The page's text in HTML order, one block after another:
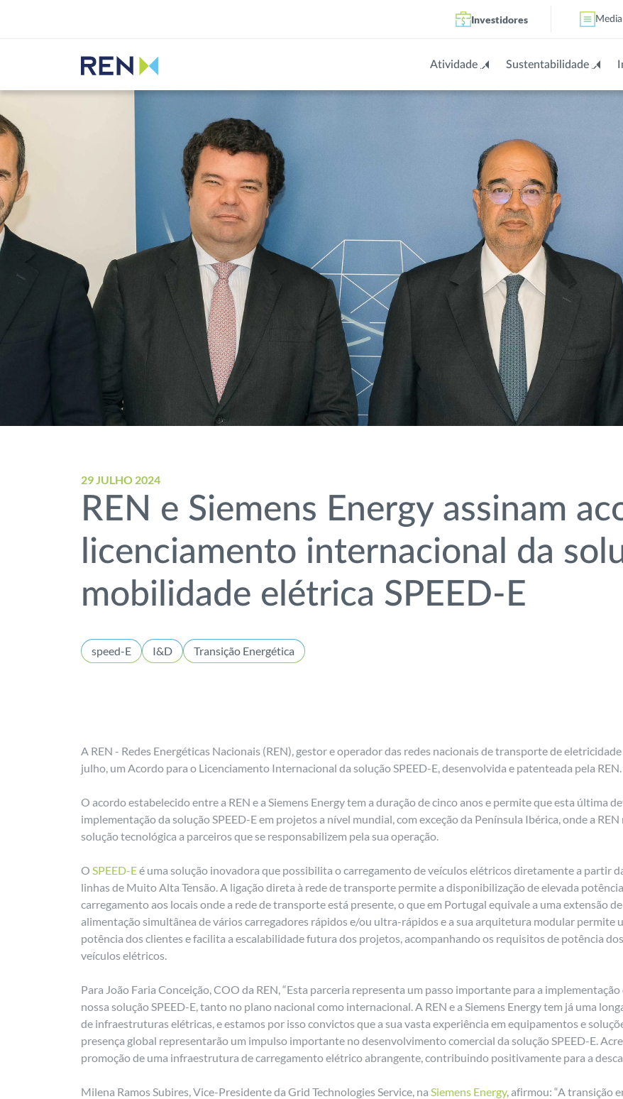
Investidores Media
Atividade Sustentabilidade
29 JULHO 2024
REN e Siemens Energy assinam
licenciamento internacional da
mobilidade elétrica SPEED-E
speed-E I&D Transição Energética
A REN - Redes Energéticas Nacionais (REN), gestor e operador das redes nacionais de transporte de eletricidade
julho, um Acordo para o Licenciamento Internacional da solução SPEED-E, desenvolvida e patenteada pela REN.
O acordo estabelecido entre a REN e a Siemens Energy tem a duração de cinco anos e permite que esta última
implementação da solução SPEED-E em projetos a nível mundial, com exceção da Península Ibérica, onde a
solução tecnológica a parceiros que se responsabilizem pela sua operação.
OSPEED-Eé uma solução inovadora que possibilita o carregamento de veículos elétricos diretamente a partir
linhas de Muito Alta Tensão. A ligação direta à rede de transporte permite a disponibilização de elevada
carregamento aos locais onde a rede de transporte está presente, o que em Portugal equivale a uma extensão
alimentação simultânea de vários carregadores rápidos e/ou ultra-rápidos e a sua arquitetura modular permite
potência dos clientes e facilita a escalabilidade futura dos projetos, acompanhando os requisitos de potência
veículos elétricos.
Para João Faria Conceição, COO da REN, “Esta parceria representa um passo importante para a
nossa solução SPEED-E, tanto no plano nacional como internacional. A REN e a Siemens Energy tem já uma
de infraestruturas elétricas, e estamos por isso convictos que a sua vasta experiência em equipamentos e
presença global representarão um impulso importante no desenvolvimento comercial da solução SPEED-E.
promoção de uma infraestrutura de carregamento elétrico abrangente, contribuindo positivamente para a
Milena Ramos Subires, Vice-Presidente da Grid Technologies Service, naSiemens Energy, afirmou: “A transição